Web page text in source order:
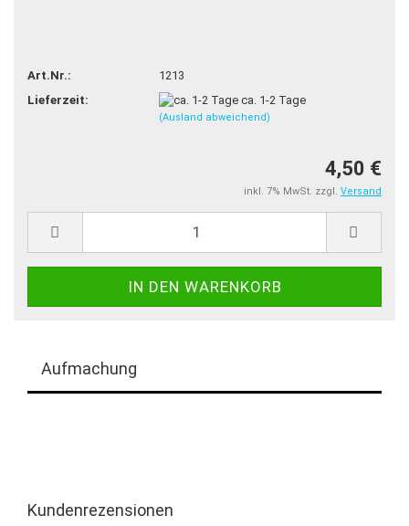
Art.Nr.:
1213
Lieferzeit:
ca. 1-2 Tage
(Ausland abweichend)
4,50 €
inkl. 7% MwSt. zzgl. Versand
Aufmachung
Kundenrezensionen